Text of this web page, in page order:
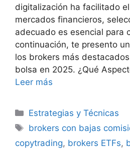
digitalización ha facilitado
mercados financieros,
adecuado es esencial para
continuación, te presento
los brokers más
bolsa en 2025. ¿Qué
Leer más
Categorías
Estrategias y Técnicas
Etiquetas
brokers con bajas
copytrading, brokers ETFs,